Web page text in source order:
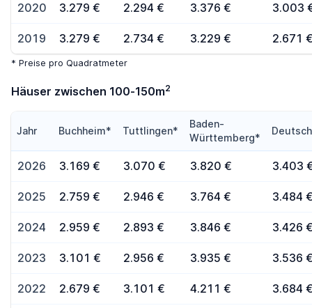
2020 3.279 € 2.294 € 3.376 € 3.003
2019 3.279 € 2.734 € 3.229 € 2.671
* Preise pro Quadratmeter
Häuser zwischen 100-150m2
Jahr Buchheim* Tuttlingen*
Baden-
Württemberg*
2026 3.169 € 3.070 € 3.820 € 3.403
2025 2.759 € 2.946 € 3.764 € 3.484
2024 2.959 € 2.893 € 3.846 € 3.426
2023 3.101 € 2.956 € 3.935 € 3.536
2022 2.679 € 3.101 € 4.211 € 3.684